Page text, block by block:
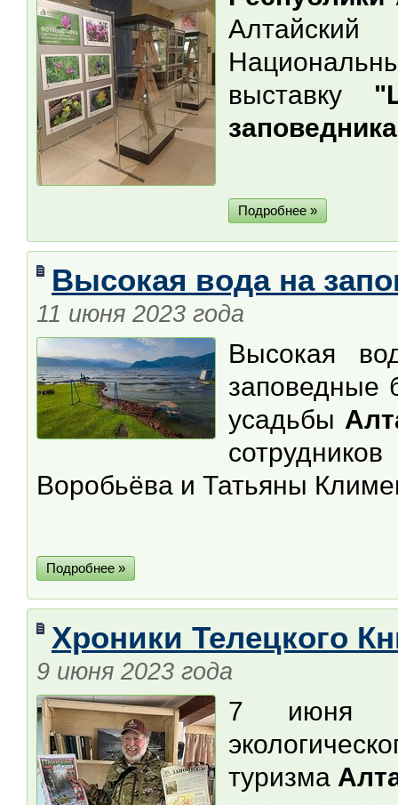
выставку
Подробнее »
Высокая вода на
11 июня 2023 года
Высокая
заповедные
усадьбы
Воробьёва и Татьяны
Подробнее »
Хроники Телецкого
9 июня 2023 года
7 июня
туризма